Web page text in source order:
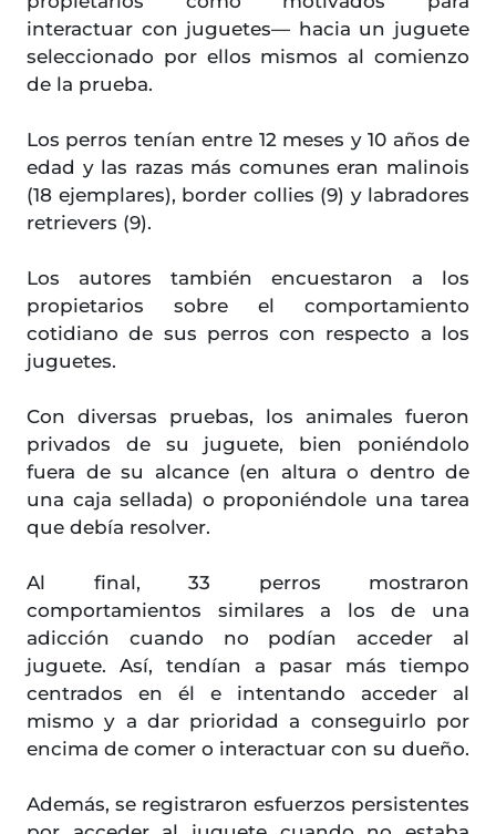
interactuar con juguetes— hacia un juguete
seleccionado por ellos mismos al comienzo
de la prueba.
Los perros tenían entre 12 meses y 10 años de
edad y las razas más comunes eran malinois
(18 ejemplares), border collies (9) y labradores
retrievers (9).
Los autores también encuestaron a los
propietarios sobre el comportamiento
cotidiano de sus perros con respecto a los
juguetes.
Con diversas pruebas, los animales fueron
privados de su juguete, bien poniéndolo
fuera de su alcance (en altura o dentro de
una caja sellada) o proponiéndole una tarea
que debía resolver.
Al final, 33 perros mostraron
comportamientos similares a los de una
adicción cuando no podían acceder al
juguete. Así, tendían a pasar más tiempo
centrados en él e intentando acceder al
mismo y a dar prioridad a conseguirlo por
encima de comer o interactuar con su dueño.
Además, se registraron esfuerzos persistentes